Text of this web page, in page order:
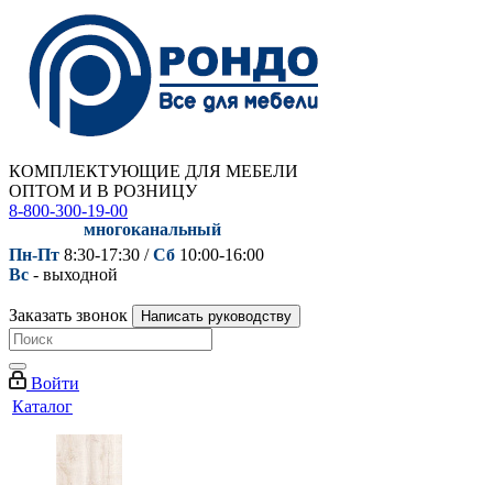
КОМПЛЕКТУЮЩИЕ ДЛЯ МЕБЕЛИ
ОПТОМ И В РОЗНИЦУ
8-800-300-19-00
многоканальный
Пн-Пт 8:30-17:30 /Сб 10:00-16:00
Вс - выходной
Заказать звонок Написать руководству
Войти
Каталог